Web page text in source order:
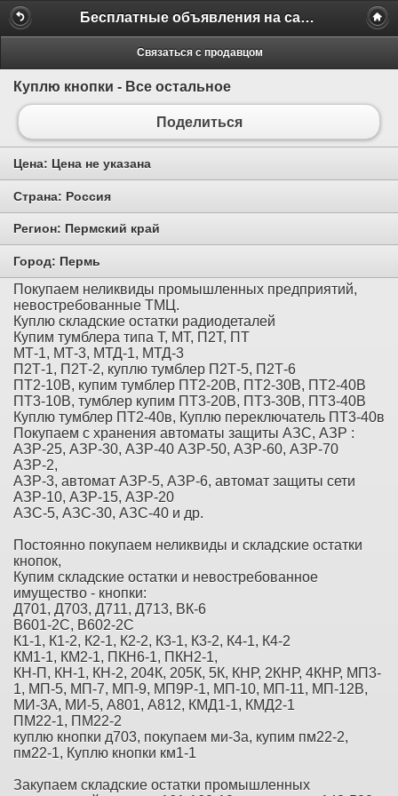
Бесплатные объявления на сайте MILAMO.ru
Связаться с продавцом
Куплю кнопки - Все остальное
Поделиться
Цена: Цена не указана
Страна: Россия
Регион: Пермский край
Город: Пермь
Покупаем неликвиды промышленных предприятий,
невостребованные ТМЦ.
Куплю складские остатки радиодеталей
Купим тумблера типа Т, МТ, П2Т, ПТ
МТ-1, МТ-3, МТД-1, МТД-3
П2Т-1, П2Т-2, куплю тумблер П2Т-5, П2Т-6
ПТ2-10В, купим тумблер ПТ2-20В, ПТ2-30В, ПТ2-40В
ПТ3-10В, тумблер купим ПТ3-20В, ПТ3-30В, ПТ3-40В
Куплю тумблер ПТ2-40в, Куплю переключатель ПТ3-40в
Покупаем с хранения автоматы защиты АЗС, АЗР :
АЗР-25, АЗР-30, АЗР-40 АЗР-50, АЗР-60, АЗР-70
АЗР-2,
АЗР-3, автомат АЗР-5, АЗР-6, автомат защиты сети
АЗР-10, АЗР-15, АЗР-20
АЗС-5, АЗС-30, АЗС-40 и др.
Постоянно покупаем неликвиды и складские остатки
кнопок,
Купим складские остатки и невостребованное
имущество - кнопки:
Д701, Д703, Д711, Д713, ВК-6
В601-2С, В602-2С
К1-1, К1-2, К2-1, К2-2, К3-1, К3-2, К4-1, К4-2
КМ1-1, КМ2-1, ПКН6-1, ПКН2-1,
КН-П, КН-1, КН-2, 204К, 205К, 5К, КНР, 2КНР, 4КНР, МП3-
1, МП-5, МП-7, МП-9, МП9Р-1, МП-10, МП-11, МП-12В,
МИ-3А, МИ-5, А801, А812, КМД1-1, КМД2-1
ПМ22-1, ПМ22-2
куплю кнопки д703, покупаем ми-3а, купим пм22-2,
пм22-1, Куплю кнопки км1-1
Закупаем складские остатки промышленных